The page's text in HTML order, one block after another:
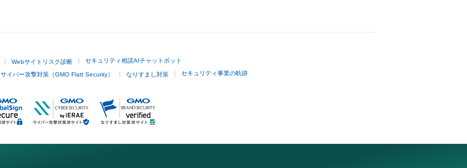
Webサイトリスク診断 セキュリティ相談AIチャットボット
サイバー攻撃対策（GMO Flatt Security） なりすまし対策 セキュリティ事業の軌跡